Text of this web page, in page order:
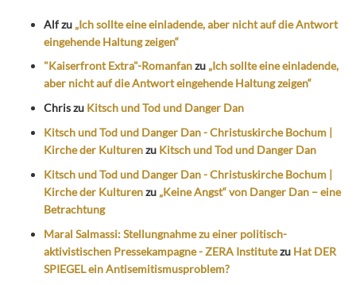
Alfzu „Ich sollte eine einladende, aber nicht auf die Antwort
eingehende Haltung zeigen“
"Kaiserfront Extra"-Romanfanzu „Ich sollte eine einladende,
aber nicht auf die Antwort eingehende Haltung zeigen“
Chriszu Kitsch und Tod und Danger Dan
Kitsch und Tod und Danger Dan - Christuskirche Bochum |
Kirche der Kulturenzu Kitsch und Tod und Danger Dan
Kitsch und Tod und Danger Dan - Christuskirche Bochum |
Kirche der Kulturenzu „Keine Angst“ von Danger Dan – eine
Betrachtung
Maral Salmassi: Stellungnahme zu einer politisch-
aktivistischen Pressekampagne - ZERA Institutezu Hat DER
SPIEGEL ein Antisemitismusproblem?